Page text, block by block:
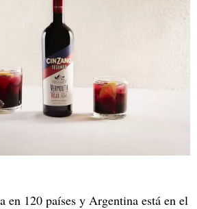
en 120 países y Argentina está en el